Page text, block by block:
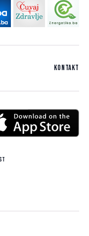
Kontakt